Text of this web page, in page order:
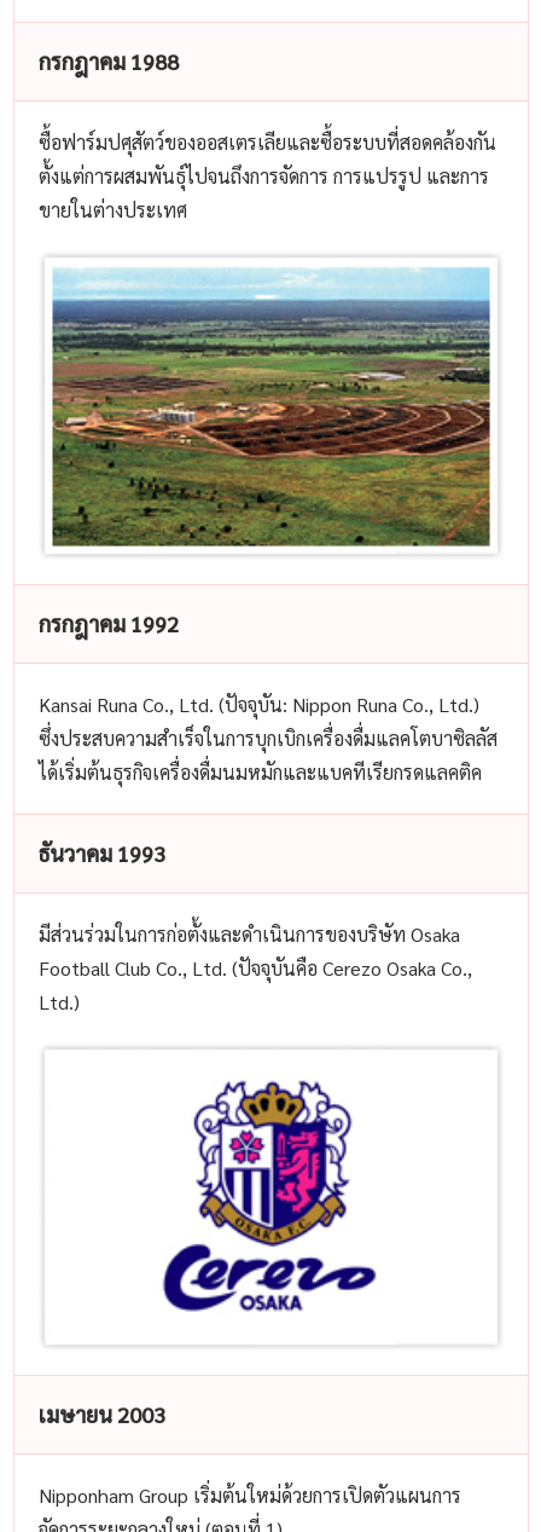
กรกฎาคม 1988
ซื้อฟาร์มปศุสัตว์ของออสเตรเลียและซื้อระบบที่สอดคล้องกัน
ตั้งแต่การผสมพันธุ์ไปจนถึงการจัดการ การแปรรูป และการ
ขายในต่างประเทศ
กรกฎาคม 1992
Kansai Runa Co., Ltd. (ปัจจุบัน: Nippon Runa Co., Ltd.)
ซึ่งประสบความสำเร็จในการบุกเบิกเครื่องดื่มแลคโตบาซิลลัส
ได้เริ่มต้นธุรกิจเครื่องดื่มนมหมักและแบคทีเรียกรดแลคติค
ธันวาคม 1993
มีส่วนร่วมในการก่อตั้งและดำเนินการของบริษัท Osaka
Football Club Co., Ltd. (ปัจจุบันคือ Cerezo Osaka Co.,
Ltd.)
เมษายน 2003
Nipponham Group เริ่มต้นใหม่ด้วยการเปิดตัวแผนการ